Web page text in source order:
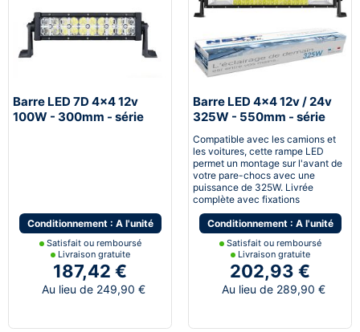
Barre LED 7D 4x4 12v
100W - 300mm - série
Conditionnement : A l'unité
Satisfait ou remboursé
Livraison gratuite
187,42 €
Au lieu de 249,90 €
Barre LED 4x4 12v / 24v
325W - 550mm - série
Compatible avec les camions et
les voitures, cette rampe LED
permet un montage sur l'avant de
votre pare-chocs avec une
puissance de 325W. Livrée
complète avec fixations
Conditionnement : A l'unité
Satisfait ou remboursé
Livraison gratuite
202,93 €
Au lieu de 289,90 €